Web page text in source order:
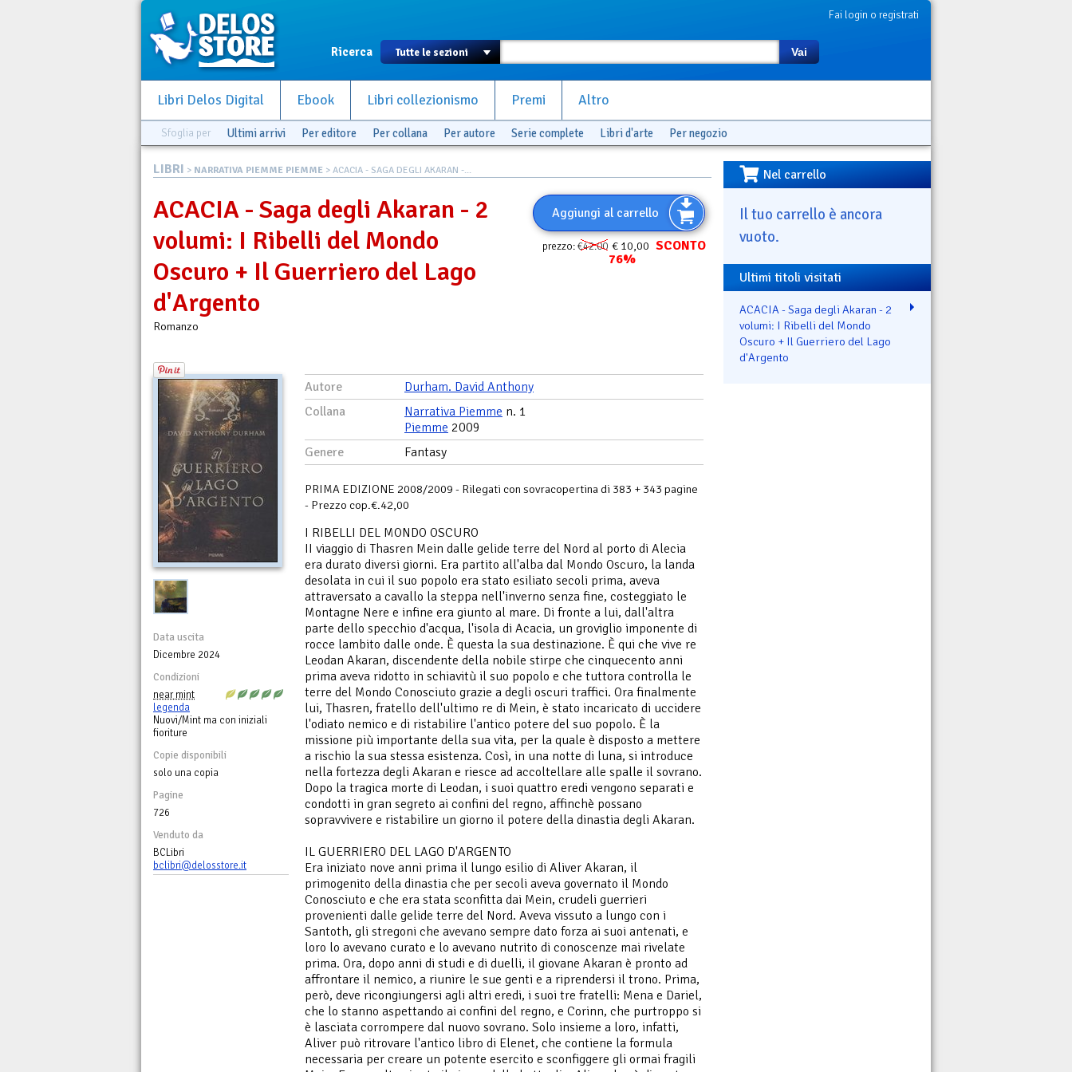
Fai login o registrati
Ricerca Vai
Libri Delos Digital Ebook Libri collezionismo Premi Altro
Sfoglia per Ultimi arrivi Per editore Per collana Per autore Serie complete Libri d'arte Per negozio
LIBRI > NARRATIVA PIEMME PIEMME > ACACIA - SAGA DEGLI AKARAN -...
Aggiungi al carrello
prezzo:€42.00 € 10,00 SCONTO
76%
ACACIA - Saga degli Akaran - 2
volumi: I Ribelli del Mondo
Oscuro + Il Guerriero del Lago
d'Argento
Romanzo
Data uscita
Dicembre 2024
Condizioni
near mint
legenda
Nuovi/Mint ma con iniziali
fioriture
Copie disponibili
solo una copia
Pagine
726
Venduto da
BCLibri
bclibri@delosstore.it
Autore
Durham. David Anthony
Collana
Narrativa Piemme n. 1
Piemme 2009
Genere
Fantasy
PRIMA EDIZIONE 2008/2009 - Rilegati con sovracopertina di 383 + 343 pagine
- Prezzo cop.€.42,00
I RIBELLI DEL MONDO OSCURO
II viaggio di Thasren Mein dalle gelide terre del Nord al porto di Alecia
era durato diversi giorni. Era partito all'alba dal Mondo Oscuro, la landa
desolata in cui il suo popolo era stato esiliato secoli prima, aveva
attraversato a cavallo la steppa nell'inverno senza fine, costeggiato le
Montagne Nere e infine era giunto al mare. Di fronte a lui, dall'altra
parte dello specchio d'acqua, l'isola di Acacia, un groviglio imponente di
rocce lambito dalle onde. È questa la sua destinazione. È qui che vive re
Leodan Akaran, discendente della nobile stirpe che cinquecento anni
prima aveva ridotto in schiavitù il suo popolo e che tuttora controlla le
terre del Mondo Conosciuto grazie a degli oscuri traffici. Ora finalmente
lui, Thasren, fratello dell'ultimo re di Mein, è stato incaricato di uccidere
l'odiato nemico e di ristabilire l'antico potere del suo popolo. È la
missione più importante della sua vita, per la quale è disposto a mettere
a rischio la sua stessa esistenza. Così, in una notte di luna, si introduce
nella fortezza degli Akaran e riesce ad accoltellare alle spalle il sovrano.
Dopo la tragica morte di Leodan, i suoi quattro eredi vengono separati e
condotti in gran segreto ai confini del regno, affinchè possano
sopravvivere e ristabilire un giorno il potere della dinastia degli Akaran.
IL GUERRIERO DEL LAGO D'ARGENTO
Era iniziato nove anni prima il lungo esilio di Aliver Akaran, il
primogenito della dinastia che per secoli aveva governato il Mondo
Conosciuto e che era stata sconfitta dai Mein, crudeli guerrieri
provenienti dalle gelide terre del Nord. Aveva vissuto a lungo con i
Santoth, gli stregoni che avevano sempre dato forza ai suoi antenati, e
loro lo avevano curato e lo avevano nutrito di conoscenze mai rivelate
prima. Ora, dopo anni di studi e di duelli, il giovane Akaran è pronto ad
affrontare il nemico, a riunire le sue genti e a riprendersi il trono. Prima,
però, deve ricongiungersi agli altri eredi, i suoi tre fratelli: Mena e Dariel,
che lo stanno aspettando ai confini del regno, e Corinn, che purtroppo si
è lasciata corrompere dal nuovo sovrano. Solo insieme a loro, infatti,
Aliver può ritrovare l'antico libro di Elenet, che contiene la formula
necessaria per creare un potente esercito e sconfiggere gli ormai fragili
Nel carrello
Il tuo carrello è ancora
vuoto.
Ultimi titoli visitati
ACACIA - Saga degli Akaran - 2
volumi: I Ribelli del Mondo
Oscuro + Il Guerriero del Lago
d'Argento